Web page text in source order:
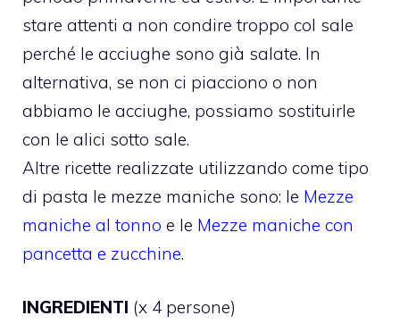
stare attenti a non condire troppo col sale
perché le acciughe sono già salate. In
alternativa, se non ci piacciono o non
abbiamo le acciughe, possiamo sostituirle
con le alici sotto sale.
Altre ricette realizzate utilizzando come tipo
di pasta le mezze maniche sono: le Mezze
maniche al tonno e le Mezze maniche con
pancetta e zucchine.
INGREDIENTI (x 4 persone)